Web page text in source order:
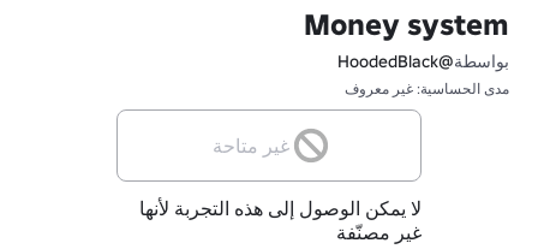
Money system
بواسطة@HoodedBlack
مدى الحساسية: غير معروف
غير متاحة
لا يمكن الوصول إلى هذه التجربة لأنها
غير مصنّفة